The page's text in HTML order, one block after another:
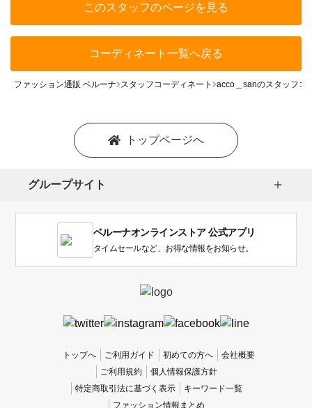
このスタッフのページを見る
コーディネート一覧へ戻る
ファッション通販 ベルーナ スタッフコーディネート acco＿sanのスタッフコ
トップページへ
グループサイト
ベルーナオンラインストア 公式アプリ
タイムセールなど、お得な情報をお知らせ。
トップへ ご利用ガイド 初めての方へ
会社概要
ご利用規約
個人情報保護方針
特定商取引法に基づく表示
キーワード一覧
ファッション情報まとめ